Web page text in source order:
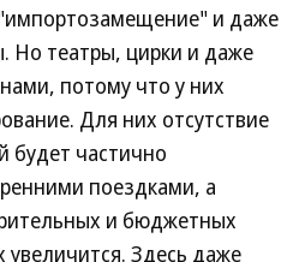
"импортозамещение" и даже
Но театры, цирки и даже
потому что у них
Для них отсутствие
будет частично
поездками, а
и бюджетных
увеличится. Здесь даже